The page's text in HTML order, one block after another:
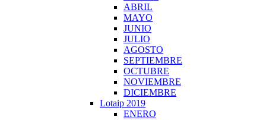
ABRIL
MAYO
JUNIO
JULIO
AGOSTO
SEPTIEMBRE
OCTUBRE
NOVIEMBRE
DICIEMBRE
Lotaip 2019
ENERO